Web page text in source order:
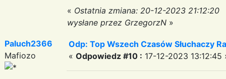
« Ostatnia zmiana: 20-12-2023 21:12:20
wysłane przez GrzegorzN »
Paluch2366
Mafiozo
Odp: Top Wszech Czasów Słuchaczy
« Odpowiedz #10 : 17-12-2023 13:12:45